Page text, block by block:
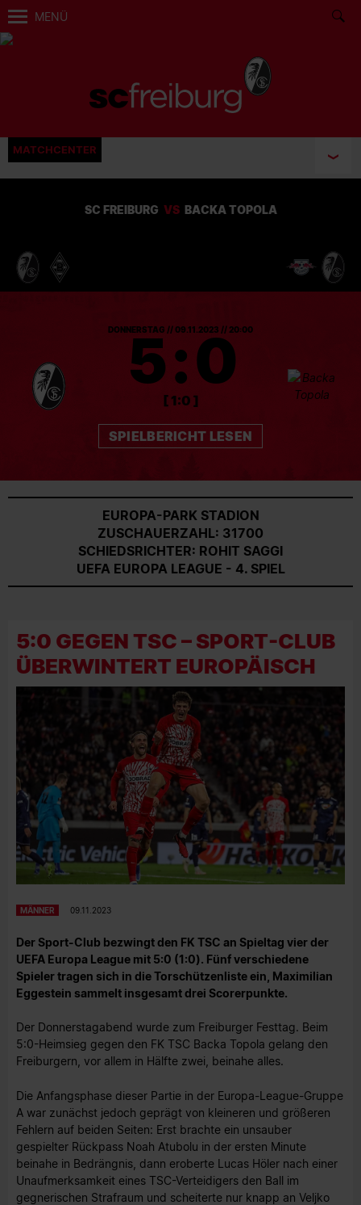
MENÜ
MATCHCENTER
SC FREIBURG VS BACKA TOPOLA
DONNERSTAG // 09.11.2023 // 20:00
5:0
[ 1:0 ]
SPIELBERICHT LESEN
EUROPA-PARK STADION
ZUSCHAUERZAHL: 31700
SCHIEDSRICHTER: ROHIT SAGGI
UEFA EUROPA LEAGUE - 4. SPIEL
5:0 GEGEN TSC – SPORT-CLUB
ÜBERWINTERT EUROPÄISCH
MÄNNER 09.11.2023
Der Sport-Club bezwingt den FK TSC an Spieltag vier der
UEFA Europa League mit 5:0 (1:0). Fünf verschiedene
Spieler tragen sich in die Torschützenliste ein, Maximilian
Eggestein sammelt insgesamt drei Scorerpunkte.
Der Donnerstagabend wurde zum Freiburger Festtag. Beim
5:0-Heimsieg gegen den FK TSC Backa Topola gelang den
Freiburgern, vor allem in Hälfte zwei, beinahe alles.
Die Anfangsphase dieser Partie in der Europa-League-Gruppe
A war zunächst jedoch geprägt von kleineren und größeren
Fehlern auf beiden Seiten: Erst brachte ein unsauber
gespielter Rückpass Noah Atubolu in der ersten Minute
beinahe in Bedrängnis, dann eroberte Lucas Höler nach einer
Unaufmerksamkeit eines TSC-Verteidigers den Ball im
gegnerischen Strafraum und scheiterte nur knapp an Veljko